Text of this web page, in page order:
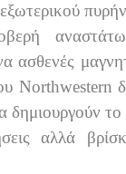
ασθενές
Northwestern
δημιουργούν
αλλά